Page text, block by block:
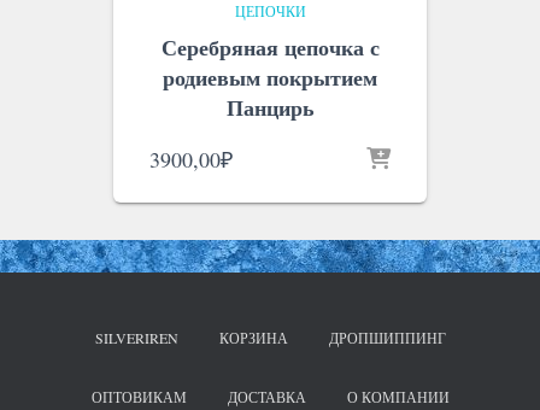
ЦЕПОЧКИ
Серебряная цепочка с
родиевым покрытием
Панцирь
3900,00₽
SILVERIREN КОРЗИНА ДРОПШИППИНГ
ОПТОВИКАМ ДОСТАВКА О КОМПАНИИ